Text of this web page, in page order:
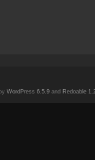
WordPress 6.5.9 and Redoable